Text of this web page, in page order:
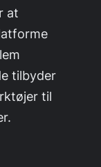
at
tilbyder
til